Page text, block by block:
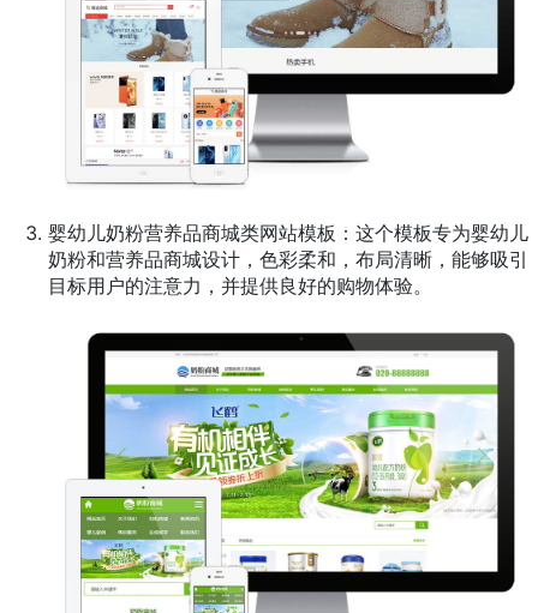
婴幼儿奶粉营养品商城类网站模板：这个模板专为婴幼儿
奶粉和营养品商城设计，色彩柔和，布局清晰，能够吸引
目标用户的注意力，并提供良好的购物体验。